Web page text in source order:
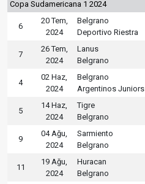
Copa Sudamericana 1 2024
6
20 Tem,
2024
Belgrano
Deportivo Riestra
7
26 Tem,
2024
Lanus
Belgrano
4
02 Haz,
2024
Belgrano
Argentinos Juniors
5
14 Haz,
2024
Tigre
Belgrano
9
04 Ağu,
2024
Sarmiento
Belgrano
11
19 Ağu,
2024
Huracan
Belgrano